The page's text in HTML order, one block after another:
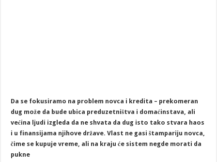
Da se fokusiramo na problem novca i kredita – prekomeran
dug može da bude ubica preduzetništva i domaćinstava, ali
većina ljudi izgleda da ne shvata da dug isto tako stvara haos
i u finansijama njihove države. Vlast ne gasi štampariju novca,
čime se kupuje vreme, ali na kraju će sistem negde morati da
pukne